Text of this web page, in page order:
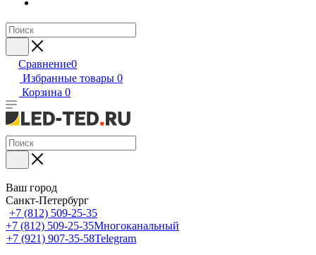
Сравнение0
Избранные товары 0
Корзина 0
Ваш город
Санкт-Петербург
+7 (812) 509-25-35
+7 (812) 509-25-35Многоканальный
+7 (921) 907-35-58Telegram